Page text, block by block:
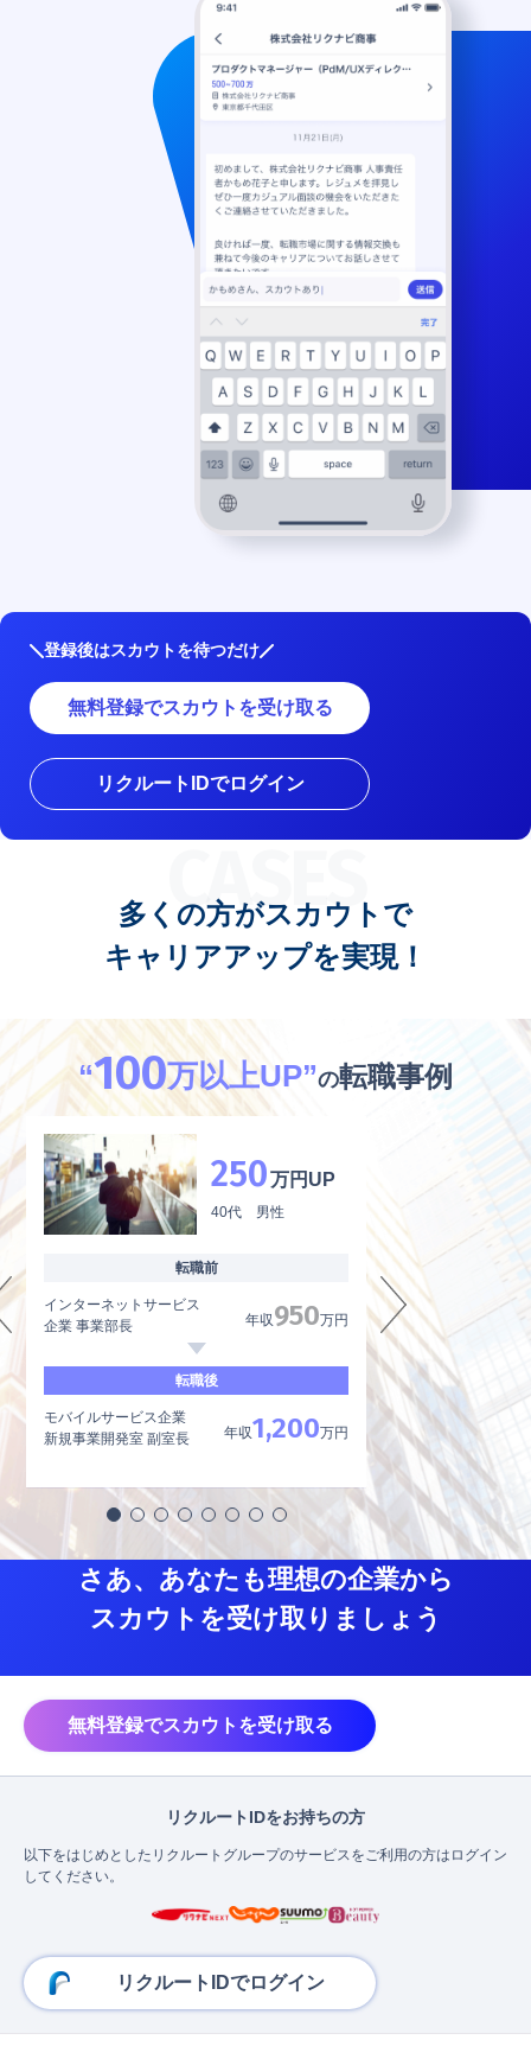
登録後はスカウトを待つだけ
無料登録でスカウトを受け取る
リクルートIDでログイン
CASES
多くの方がスカウトで
キャリアアップを実現！
“100万以上UP”の転職事例
250万円UP
40代 男性
転職前
インターネットサービス
企業 事業部長
年収950万円
転職後
モバイルサービス企業
新規事業開発室 副室長
年収1,200万円
外資系製薬メーカー
品質管理、品質保証
内資系製薬メーカー
品質管理責任者
さあ、あなたも理想の企業から
スカウトを受け取りましょう
無料登録でスカウトを受け取る
リクルートIDをお持ちの方
以下をはじめとしたリクルートグループのサービスをご利用の方はログイン
してください。
リクルートIDでログイン